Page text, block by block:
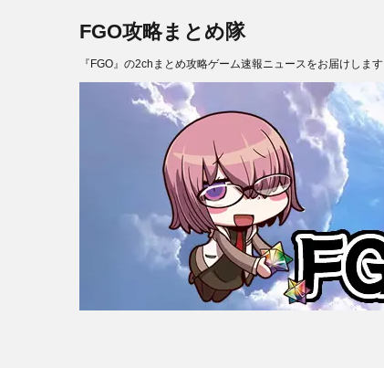
FGO攻略まとめ隊
『FGO』の2chまとめ攻略ゲーム速報ニュースをお届けします